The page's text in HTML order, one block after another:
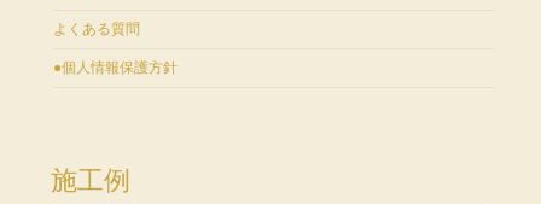
よくある質問
●個人情報保護方針
施工例